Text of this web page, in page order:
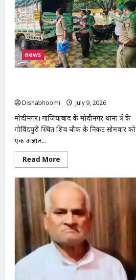
गरीब
दिव्यांग
दंपति
का
मकान
ढहा,
प्रशासन
से
आर्थिक
सहायता
news
Dishabhoomi
July 9, 2026
मोदीनगर। गाजियाबाद के मोदीनगर थाना क्षेत्र के
गोविंदपुरी स्थित शिव चौक के निकट सोमवार को
एक अज्ञात...
Read More
more
मोदीनगर
गोविंदपुरी
नाले
से
मिला
अज्ञात
व्यक्ति
का
शव,
जांच
में
जुटी